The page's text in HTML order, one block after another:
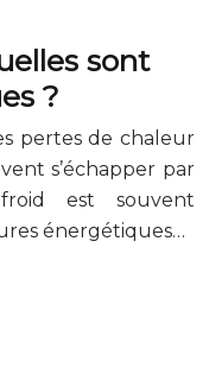
sont
?
pertes de chaleur
s’échapper par
est souvent
énergétiques…